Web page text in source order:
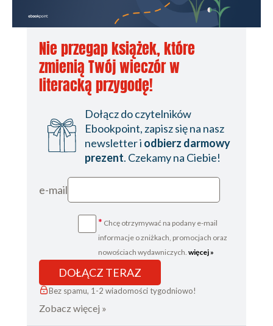
Nie przegap książek, które
zmienią Twój wieczór w
literacką przygodę!
Dołącz do czytelników
Ebookpoint, zapisz się na nasz
newsletter i odbierz darmowy
prezent. Czekamy na Ciebie!
e-mail
* Chcę otrzymywać na podany e-mail
informacje o zniżkach, promocjach oraz
nowościach wydawniczych. więcej »
DOŁĄCZ TERAZ
Bez spamu, 1-2 wiadomości tygodniowo!
Zobacz więcej »